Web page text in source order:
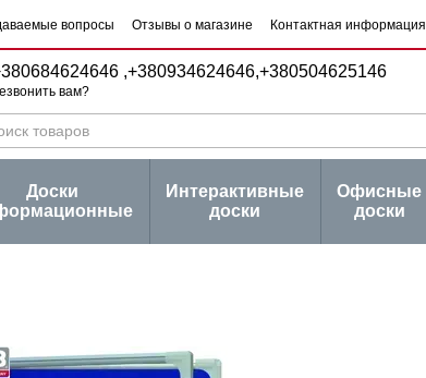
вопросы Отзывы о магазине Контактная информация
оферты Серии товаров Блог
,+380934624646,+380504625146
вам?
Доски
Интерактивные
доски
Офисные
доски